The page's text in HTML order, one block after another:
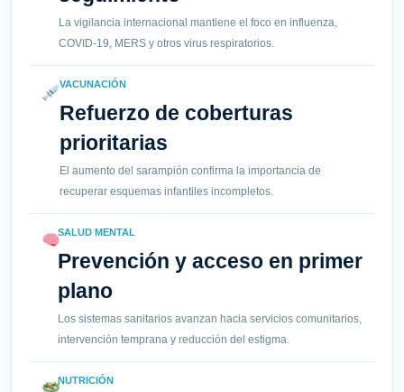
La vigilancia internacional mantiene el foco en influenza,
COVID-19, MERS y otros virus respiratorios.
VACUNACIÓN
Refuerzo de coberturas
prioritarias
El aumento del sarampión confirma la importancia de
recuperar esquemas infantiles incompletos.
SALUD MENTAL
Prevención y acceso en primer
plano
Los sistemas sanitarios avanzan hacia servicios comunitarios,
intervención temprana y reducción del estigma.
NUTRICIÓN